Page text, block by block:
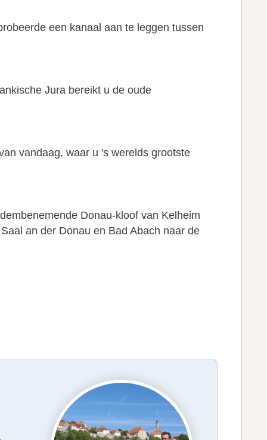
een kanaal aan te leggen tussen
Jura bereikt u de oude
vandaag, waar u 's werelds grootste
Donau-kloof van Kelheim
an der Donau en Bad Abach naar de